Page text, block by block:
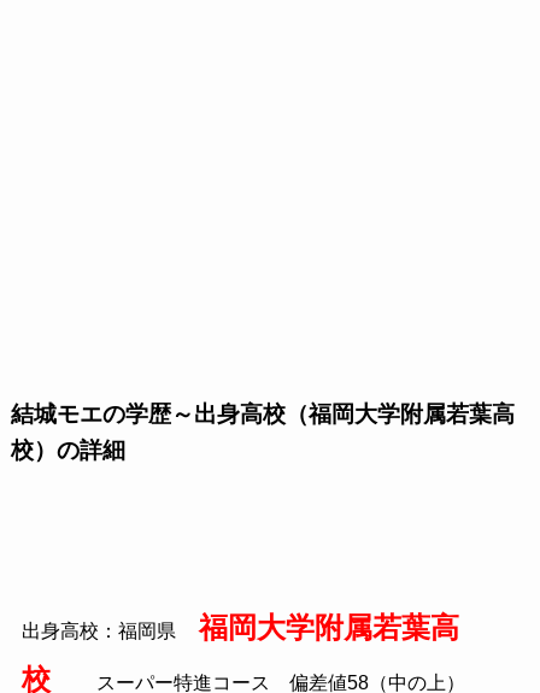
結城モエの学歴～出身高校（福岡大学附属若葉高
校）の詳細
出身高校：福岡県
福岡大学附属若葉高
校
スーパー特進コース 偏差値58（中の上）